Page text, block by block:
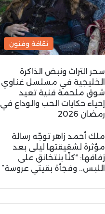
ثقافة وفنون
سحر التراث ونبض الذاكرة
الخليجية في مسلسل غناوي
شوق ملحمة فنية تعيد
إحياء حكايات الحب والوداع في
رمضان 2026
ملك أحمد زاهر توجّه رسالة
مؤثرة لشقيقتها ليلى بعد
زفافها: “كنّا بنتخانق على
اللبس.. وفجأة بقيتي عروسة”